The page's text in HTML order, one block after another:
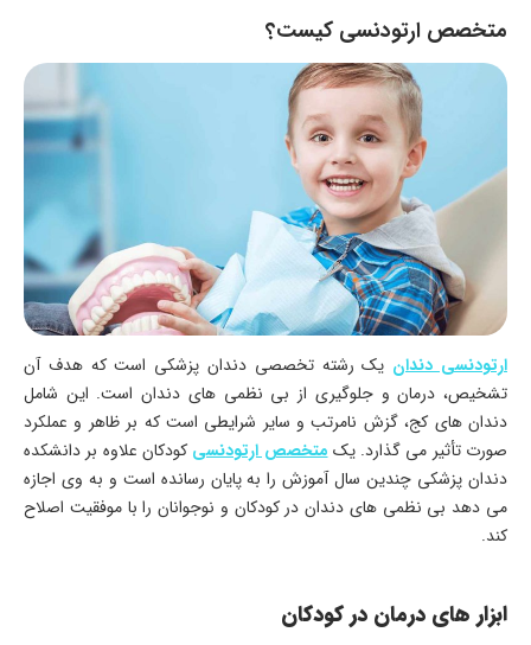
متخصص ارتودنسی کیست؟
ارتودنسی دندان یک رشته تخصصی دندان پزشکی است که هدف آن
تشخیص، درمان و جلوگیری از بی نظمی های دندان است. این شامل
دندان های کج، گزش نامرتب و سایر شرایطی است که بر ظاهر و عملکرد
صورت تأثیر می گذارد. یکمتخصص ارتودنسی کودکان علاوه بر دانشکده
دندان پزشکی چندین سال آموزش را به پایان رسانده است و به وی اجازه
می دهد بی نظمی های دندان در کودکان و نوجوانان را با موفقیت اصلاح
کند.
ابزار های درمان در کودکان